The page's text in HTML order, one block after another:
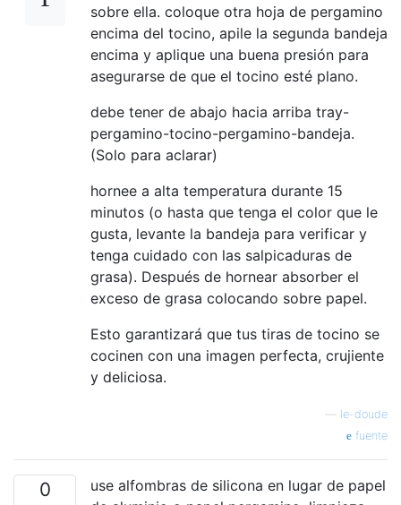
sobre ella. coloque otra hoja de pergamino
encima del tocino, apile la segunda bandeja
encima y aplique una buena presión para
asegurarse de que el tocino esté plano.
debe tener de abajo hacia arriba tray-
pergamino-tocino-pergamino-bandeja.
(Solo para aclarar)
hornee a alta temperatura durante 15
minutos (o hasta que tenga el color que le
gusta, levante la bandeja para verificar y
tenga cuidado con las salpicaduras de
grasa). Después de hornear absorber el
exceso de grasa colocando sobre papel.
Esto garantizará que tus tiras de tocino se
cocinen con una imagen perfecta, crujiente
y deliciosa.
le-doude
fuente
0
use alfombras de silicona en lugar de papel